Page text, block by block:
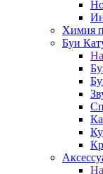
Химия
Буи